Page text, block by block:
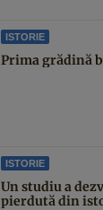
ISTORIE
Prima grădină
ISTORIE
Un studiu a
pierdută din